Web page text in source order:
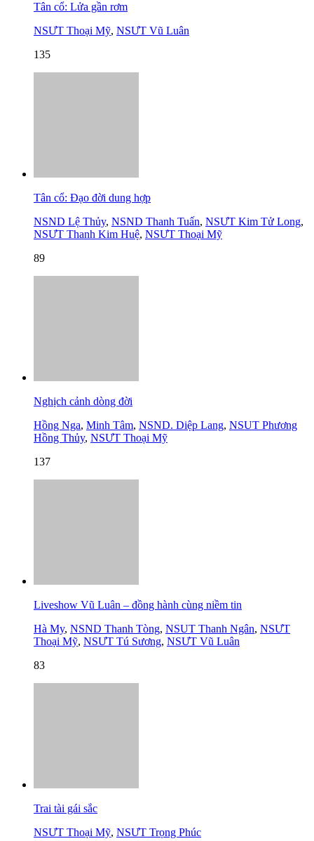
Tân cổ: Lửa gần rơm
NSƯT Thoại Mỹ, NSƯT Vũ Luân
135
Tân cổ: Đạo đời dung hợp
NSND Lệ Thủy, NSND Thanh Tuấn, NSƯT Kim Tử Long,
NSƯT Thanh Kim Huệ, NSƯT Thoại Mỹ
89
Nghịch cảnh dòng đời
Hồng Nga, Minh Tâm, NSND. Diệp Lang, NSUT Phương
Hồng Thủy, NSƯT Thoại Mỹ
137
Liveshow Vũ Luân – đồng hành cùng niềm tin
Hà My, NSND Thanh Tòng, NSUT Thanh Ngân, NSƯT
Thoại Mỹ, NSƯT Tú Sương, NSƯT Vũ Luân
83
Trai tài gái sắc
NSƯT Thoại Mỹ, NSƯT Trọng Phúc